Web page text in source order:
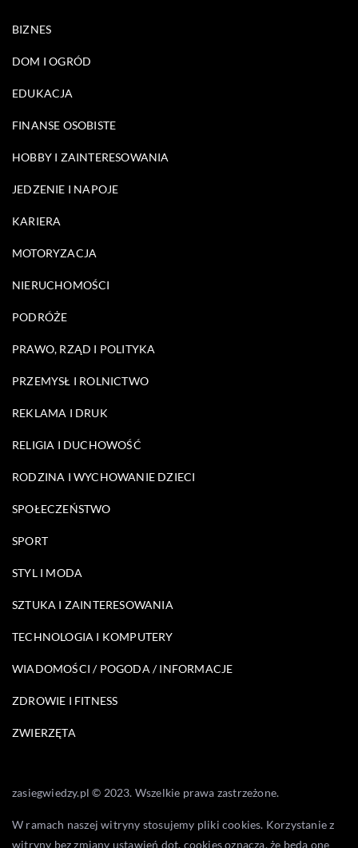
BIZNES
DOM I OGRÓD
EDUKACJA
FINANSE OSOBISTE
HOBBY I ZAINTERESOWANIA
JEDZENIE I NAPOJE
KARIERA
MOTORYZACJA
NIERUCHOMOŚCI
PODRÓŻE
PRAWO, RZĄD I POLITYKA
PRZEMYSŁ I ROLNICTWO
REKLAMA I DRUK
RELIGIA I DUCHOWOŚĆ
RODZINA I WYCHOWANIE DZIECI
SPOŁECZEŃSTWO
SPORT
STYL I MODA
SZTUKA I ZAINTERESOWANIA
TECHNOLOGIA I KOMPUTERY
WIADOMOŚCI / POGODA / INFORMACJE
ZDROWIE I FITNESS
ZWIERZĘTA
zasiegwiedzy.pl © 2023. Wszelkie prawa zastrzeżone.
W ramach naszej witryny stosujemy pliki cookies. Korzystanie z
witryny bez zmiany ustawień dot. cookies oznacza, że będą one